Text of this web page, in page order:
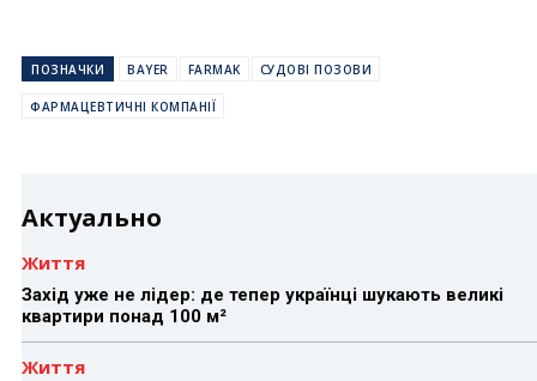
ПОЗНАЧКИ BAYER FARMAK СУДОВІ ПОЗОВИ
ФАРМАЦЕВТИЧНІ КОМПАНІЇ
Актуально
Життя
Захід уже не лідер: де тепер українці шукають великі
квартири понад 100 м²
Життя